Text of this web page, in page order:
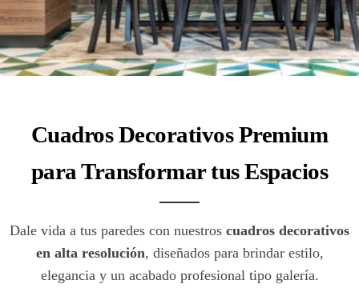
Cuadros Decorativos Premium
para Transformar tus Espacios
Dale vida a tus paredes con nuestros cuadros decorativos
en alta resolución, diseñados para brindar estilo,
elegancia y un acabado profesional tipo galería.